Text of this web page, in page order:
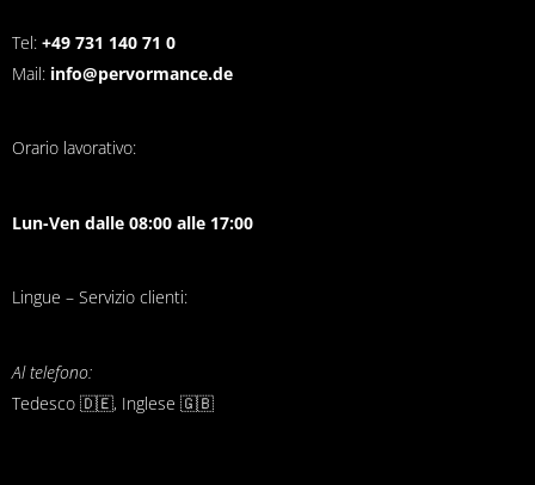
Tel: +49 731 140 71 0
Mail: info@pervormance.de
Orario lavorativo:
Lun-Ven dalle 08:00 alle 17:00
Lingue – Servizio clienti:
Al telefono:
Tedesco 🇩🇪, Inglese 🇬🇧